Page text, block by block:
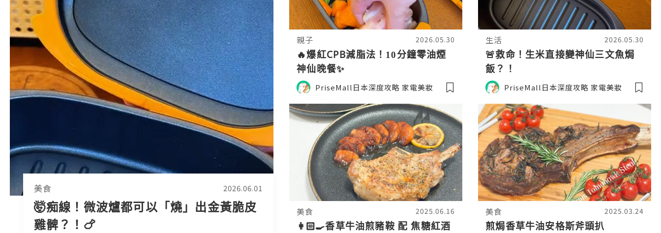
美食 2026.06.01
🤯痴線！微波爐都可以「燒」出金黃脆皮
雞髀？！🍗
親子 2026.05.30
🔥爆紅CPB減脂法！10分鐘零油煙
神仙晚餐✨
PriseMall日本深度攻略 家電美妝
生活 2026.05.30
🚨救命！生米直接變神仙三文魚焗
飯？！
PriseMall日本深度攻略 家電美妝
美食 2025.06.16
👩🏻‍🍳香草牛油煎豬鞍 配 焦糖紅酒
美食 2025.03.24
煎焗香草牛油安格斯斧頭扒